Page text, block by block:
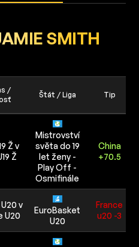
SMITH
/
Štát / Liga Tip
Ž v
Ž
Mistrovství
světa do 19
let ženy -
Play Off -
Osmifinále
China
+70.5
v
U20
EuroBasket
U20
France
u20 -3